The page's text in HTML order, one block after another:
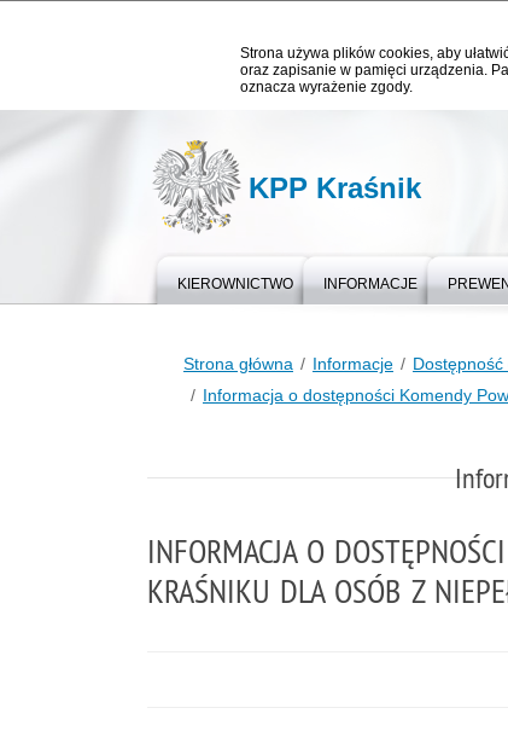
Strona używa plików cookies, aby
oraz zapisanie w pamięci urządzenia.
oznacza wyrażenie zgody.
KPP Kraśnik
KIEROWNICTWO INFORMACJE
Strona główna Informacje
Informacja o dostępności Komendy
INFORMACJA O
KRAŚNIKU DLA OSÓB Z